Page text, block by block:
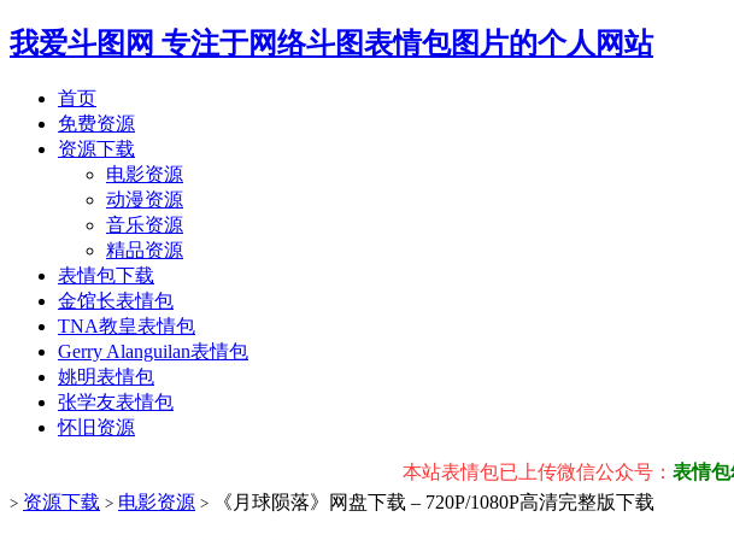
我爱斗图网 专注于网络斗图表情包图片的个人网站
首页
免费资源
资源下载
电影资源
动漫资源
音乐资源
精品资源
表情包下载
金馆长表情包
TNA教皇表情包
Gerry Alanguilan表情包
姚明表情包
张学友表情包
怀旧资源
本站表情包已上传微信公众号：表情包幼稚
> 资源下载 > 电影资源 > 《月球陨落》网盘下载 – 720P/1080P高清完整版下载